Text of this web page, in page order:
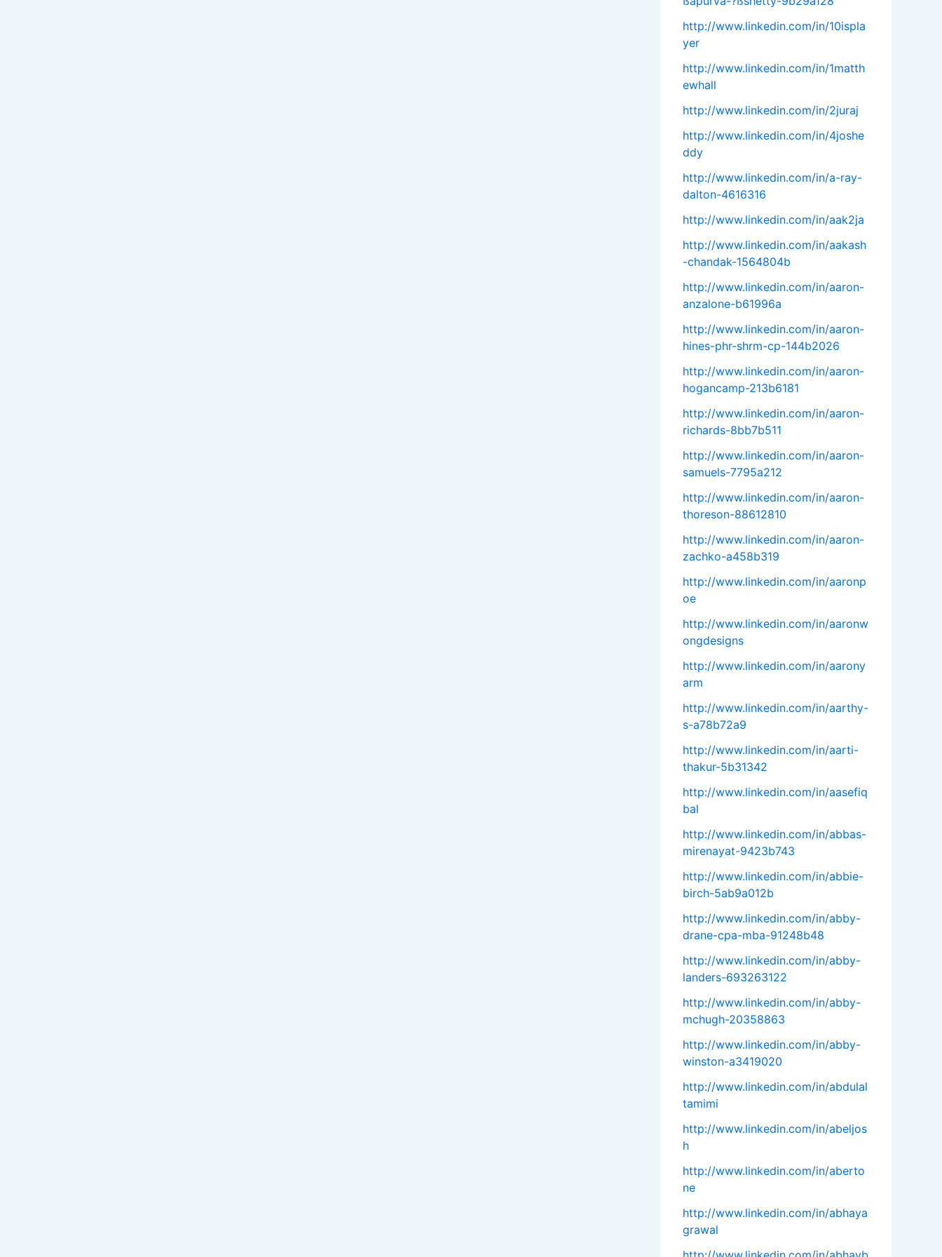
http://www.linkedin.com/in/10ispla
yer
http://www.linkedin.com/in/1matth
ewhall
http://www.linkedin.com/in/2juraj
http://www.linkedin.com/in/4joshe
ddy
http://www.linkedin.com/in/a-ray-
dalton-4616316
http://www.linkedin.com/in/aak2ja
http://www.linkedin.com/in/aakash
-chandak-1564804b
http://www.linkedin.com/in/aaron-
anzalone-b61996a
http://www.linkedin.com/in/aaron-
hines-phr-shrm-cp-144b2026
http://www.linkedin.com/in/aaron-
hogancamp-213b6181
http://www.linkedin.com/in/aaron-
richards-8bb7b511
http://www.linkedin.com/in/aaron-
samuels-7795a212
http://www.linkedin.com/in/aaron-
thoreson-88612810
http://www.linkedin.com/in/aaron-
zachko-a458b319
http://www.linkedin.com/in/aaronp
oe
http://www.linkedin.com/in/aaronw
ongdesigns
http://www.linkedin.com/in/aarony
arm
http://www.linkedin.com/in/aarthy-
s-a78b72a9
http://www.linkedin.com/in/aarti-
thakur-5b31342
http://www.linkedin.com/in/aasefiq
bal
http://www.linkedin.com/in/abbas-
mirenayat-9423b743
http://www.linkedin.com/in/abbie-
birch-5ab9a012b
http://www.linkedin.com/in/abby-
drane-cpa-mba-91248b48
http://www.linkedin.com/in/abby-
landers-693263122
http://www.linkedin.com/in/abby-
mchugh-20358863
http://www.linkedin.com/in/abby-
winston-a3419020
http://www.linkedin.com/in/abdulal
tamimi
http://www.linkedin.com/in/abeljos
h
http://www.linkedin.com/in/aberto
ne
http://www.linkedin.com/in/abhaya
grawal